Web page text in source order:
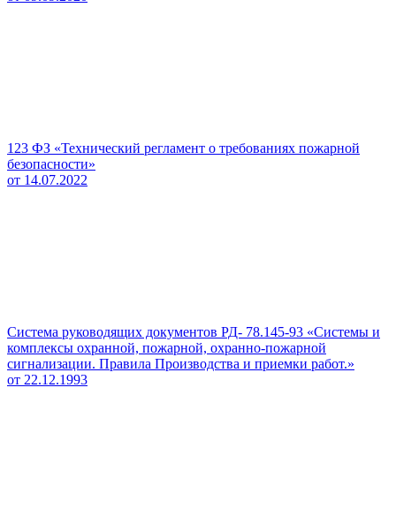
123 ФЗ «Технический регламент о требованиях пожарной
безопасности»
от 14.07.2022
Система руководящих документов РД- 78.145-93 «Системы и
комплексы охранной, пожарной, охранно-пожарной
сигнализации. Правила Производства и приемки работ.»
от 22.12.1993